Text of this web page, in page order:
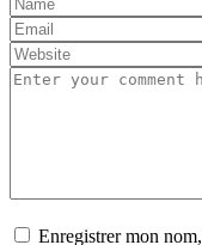
Enregistrer mon